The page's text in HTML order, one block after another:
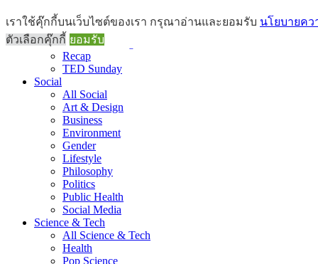
Brief
All Brief
Goods Morning
Recap
TED Sunday
Social
All Social
Art & Design
Business
Environment
Gender
Lifestyle
Philosophy
Politics
Public Health
Social Media
Science & Tech
All Science & Tech
Health
Pop Science
เราใช้คุ๊กกี้บนเว็บไซต์ของเรา กรุณาอ่านและยอมรับ นโยบายคว
ตัวเลือกคุ๊กกี้ ยอมรับ